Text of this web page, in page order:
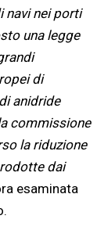
navi nei porti
una legge
di
anidride
commissione
la riduzione
dai
esaminata